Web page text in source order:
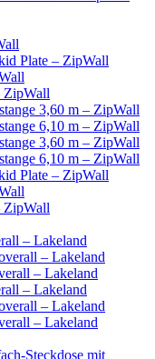
Plate – ZipWall
ZipWall
3,60 m – ZipWall
6,10 m – ZipWall
3,60 m – ZipWall
6,10 m – ZipWall
Plate – ZipWall
ZipWall
– Lakeland
– Lakeland
– Lakeland
– Lakeland
– Lakeland
– Lakeland
Steckdose mit